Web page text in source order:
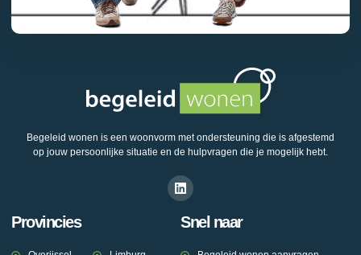
Begeleid wonen is een woonvorm met ondersteuning die is afgestemd
op jouw persoonlijke situatie en de hulpvragen die je mogelijk hebt.
Provincies Snel naar